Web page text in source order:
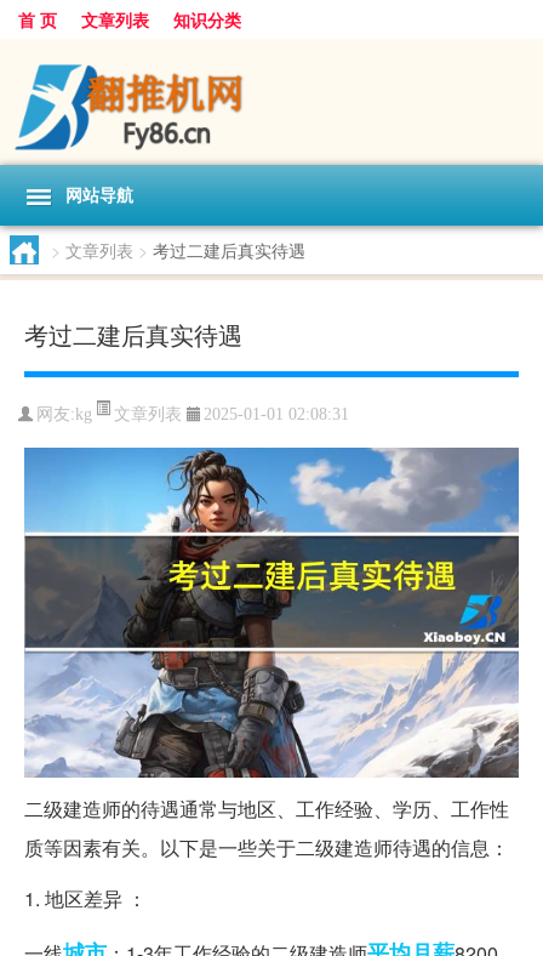
首 页 文章列表 知识分类
网站导航
> 文章列表 > 考过二建后真实待遇
考过二建后真实待遇
网友:kg 文章列表 2025-01-01 02:08:31
二级建造师的待遇通常与地区、工作经验、学历、工作性
质等因素有关。以下是一些关于二级建造师待遇的信息：
1. 地区差异 ：